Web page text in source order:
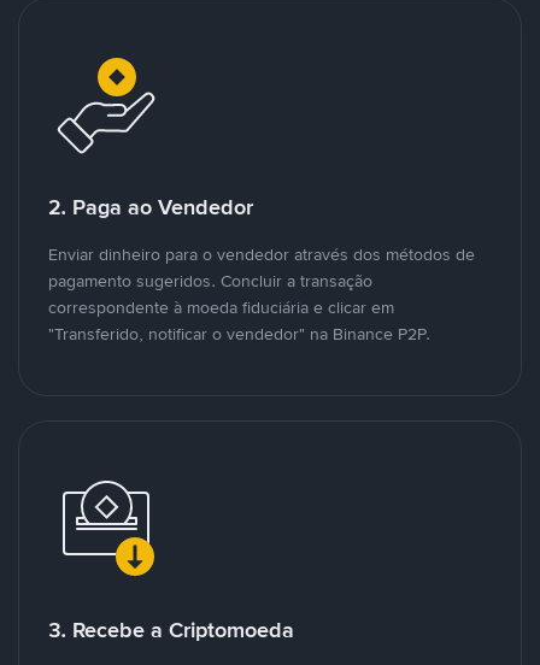
2. Paga ao Vendedor
Enviar dinheiro para o vendedor através dos métodos de
pagamento sugeridos. Concluir a transação
correspondente à moeda fiduciária e clicar em
"Transferido, notificar o vendedor" na Binance P2P.
3. Recebe a Criptomoeda